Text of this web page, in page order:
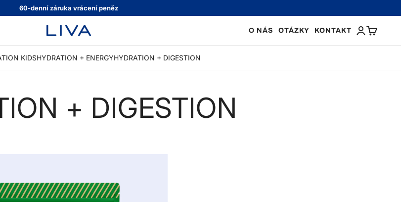
60-denní záruka vrácení peněz
LIVA CZ O NÁS OTÁZKY KONTAKT PŘIHLÁŠENÍ
KOŠÍK
KIDSHYDRATION + ENERGYHYDRATION + DIGESTION
+ DIGESTION